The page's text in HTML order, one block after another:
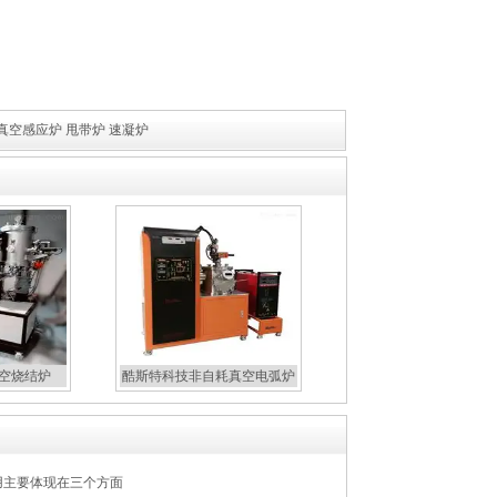
空感应炉 甩带炉 速凝炉
烧结炉 酷斯特科技非自耗真空电弧炉
要体现在三个方面